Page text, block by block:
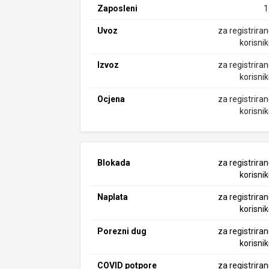
Zaposleni
Uvoz
za
Izvoz
za
Ocjena
za
Blokada
za
Naplata
za
Porezni dug
za
COVID potpore za